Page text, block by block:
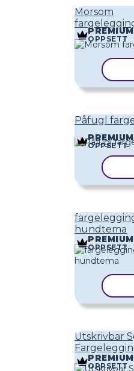
Morsom
PREMIUM
OPPSETT
Påfugl
PREMIUM
OPPSETT
hundtema
PREMIUM
OPPSETT
Utskrivbar
PREMIUM
OPPSETT